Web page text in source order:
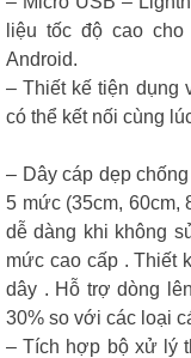
-
Micro
USB
Lightning
Số
liệu tốc độ cao cho
Android.
– Thiết kế tiện dụng
có thể kết nối cùng
– Dây cáp dẹp
5 mức (35cm, 60cm,
dễ dàng khi không
mức cao cấp . Thiết
dây . Hỗ trợ dòng
30% so với các loại
– Tích hợp bộ xử lý